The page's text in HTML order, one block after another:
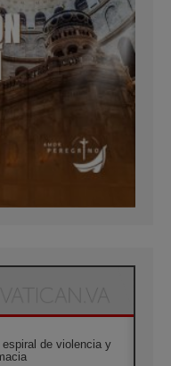
de violencia y